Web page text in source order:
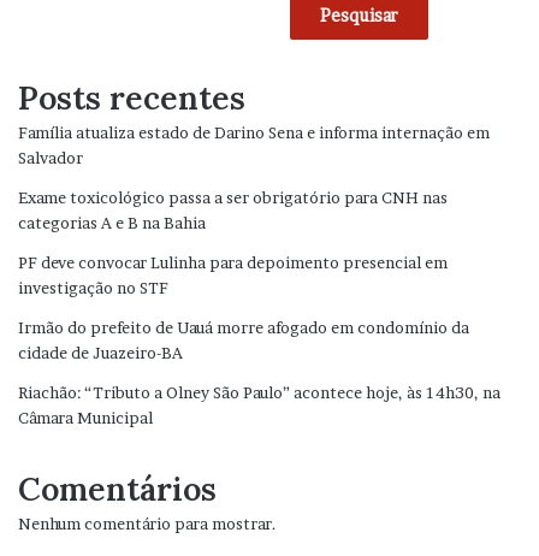
Pesquisar
Posts recentes
Família atualiza estado de Darino Sena e informa internação em
Salvador
Exame toxicológico passa a ser obrigatório para CNH nas
categorias A e B na Bahia
PF deve convocar Lulinha para depoimento presencial em
investigação no STF
Irmão do prefeito de Uauá morre afogado em condomínio da
cidade de Juazeiro-BA
Riachão: “Tributo a Olney São Paulo” acontece hoje, às 14h30, na
Câmara Municipal
Comentários
Nenhum comentário para mostrar.